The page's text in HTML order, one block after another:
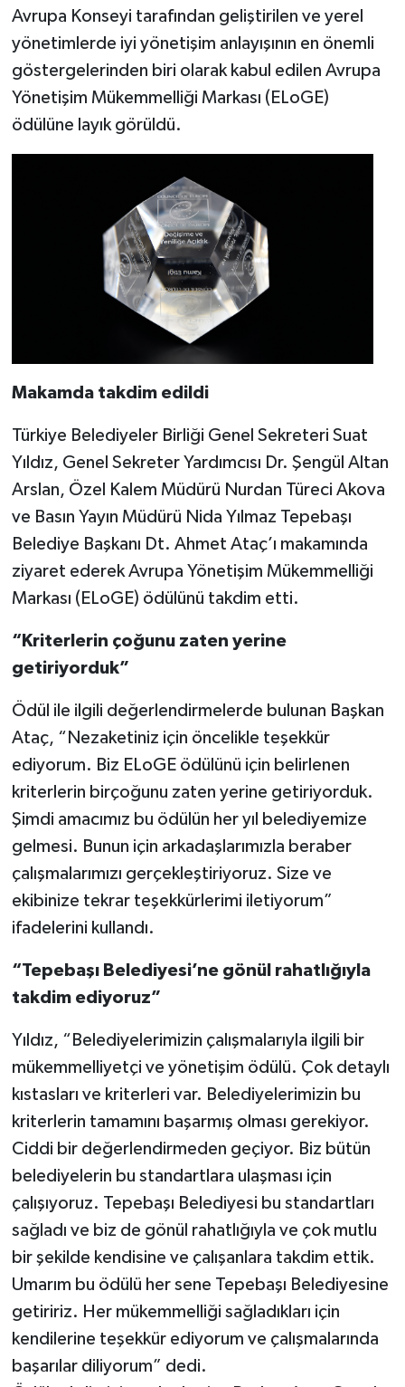
Avrupa Konseyi tarafından geliştirilen ve yerel
yönetimlerde iyi yönetişim anlayışının en önemli
göstergelerinden biri olarak kabul edilen Avrupa
Yönetişim Mükemmelliği Markası (ELoGE)
ödülüne layık görüldü.
Makamda takdim edildi
Türkiye Belediyeler Birliği Genel Sekreteri Suat
Yıldız, Genel Sekreter Yardımcısı Dr. Şengül Altan
Arslan, Özel Kalem Müdürü Nurdan Türeci Akova
ve Basın Yayın Müdürü Nida Yılmaz Tepebaşı
Belediye Başkanı Dt. Ahmet Ataç’ı makamında
ziyaret ederek Avrupa Yönetişim Mükemmelliği
Markası (ELoGE) ödülünü takdim etti.
“Kriterlerin çoğunu zaten yerine
getiriyorduk”
Ödül ile ilgili değerlendirmelerde bulunan Başkan
Ataç, “Nezaketiniz için öncelikle teşekkür
ediyorum. Biz ELoGE ödülünü için belirlenen
kriterlerin birçoğunu zaten yerine getiriyorduk.
Şimdi amacımız bu ödülün her yıl belediyemize
gelmesi. Bunun için arkadaşlarımızla beraber
çalışmalarımızı gerçekleştiriyoruz. Size ve
ekibinize tekrar teşekkürlerimi iletiyorum”
ifadelerini kullandı.
“Tepebaşı Belediyesi’ne gönül rahatlığıyla
takdim ediyoruz”
Yıldız, “Belediyelerimizin çalışmalarıyla ilgili bir
mükemmelliyetçi ve yönetişim ödülü. Çok detaylı
kıstasları ve kriterleri var. Belediyelerimizin bu
kriterlerin tamamını başarmış olması gerekiyor.
Ciddi bir değerlendirmeden geçiyor. Biz bütün
belediyelerin bu standartlara ulaşması için
çalışıyoruz. Tepebaşı Belediyesi bu standartları
sağladı ve biz de gönül rahatlığıyla ve çok mutlu
bir şekilde kendisine ve çalışanlara takdim ettik.
Umarım bu ödülü her sene Tepebaşı Belediyesine
getiririz. Her mükemmelliği sağladıkları için
kendilerine teşekkür ediyorum ve çalışmalarında
başarılar diliyorum” dedi.